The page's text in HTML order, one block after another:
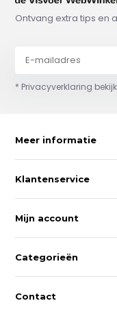
Ontvang extra tips en
* Privacyverklaring
Meer informatie
Klantenservice
Mijn account
Categorieën
Contact